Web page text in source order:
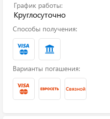
График работы:
Круглосуточно
Способы получения:
Варианты погашения: